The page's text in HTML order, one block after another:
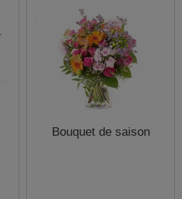
Bouquet de saison